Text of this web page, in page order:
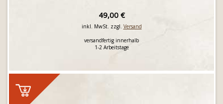
49,00 €
inkl. MwSt. zzgl. Versand
versandfertig innerhalb
1-2 Arbeitstage